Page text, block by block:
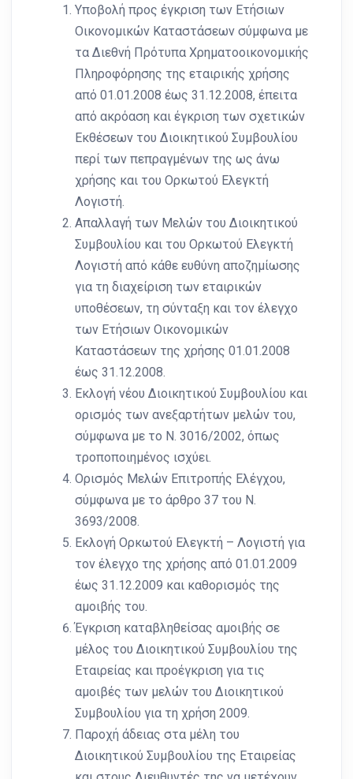
Υποβολή προς έγκριση των Ετήσιων
Οικονομικών Καταστάσεων σύμφωνα με
τα Διεθνή Πρότυπα Χρηματοοικονομικής
Πληροφόρησης της εταιρικής χρήσης
από 01.01.2008 έως 31.12.2008, έπειτα
από ακρόαση και έγκριση των σχετικών
Εκθέσεων του Διοικητικού Συμβουλίου
περί των πεπραγμένων της ως άνω
χρήσης και του Ορκωτού Ελεγκτή
Λογιστή.
Απαλλαγή των Μελών του Διοικητικού
Συμβουλίου και του Ορκωτού Ελεγκτή
Λογιστή από κάθε ευθύνη αποζημίωσης
για τη διαχείριση των εταιρικών
υποθέσεων, τη σύνταξη και τον έλεγχο
των Ετήσιων Οικονομικών
Καταστάσεων της χρήσης 01.01.2008
έως 31.12.2008.
Εκλογή νέου Διοικητικού Συμβουλίου και
ορισμός των ανεξαρτήτων μελών του,
σύμφωνα με το Ν. 3016/2002, όπως
τροποποιημένος ισχύει.
Ορισμός Μελών Επιτροπής Ελέγχου,
σύμφωνα με το άρθρο 37 του Ν.
3693/2008.
Εκλογή Ορκωτού Ελεγκτή – Λογιστή για
τον έλεγχο της χρήσης από 01.01.2009
έως 31.12.2009 και καθορισμός της
αμοιβής του.
Έγκριση καταβληθείσας αμοιβής σε
μέλος του Διοικητικού Συμβουλίου της
Εταιρείας και προέγκριση για τις
αμοιβές των μελών του Διοικητικού
Συμβουλίου για τη χρήση 2009.
Παροχή άδειας στα μέλη του
Διοικητικού Συμβουλίου της Εταιρείας